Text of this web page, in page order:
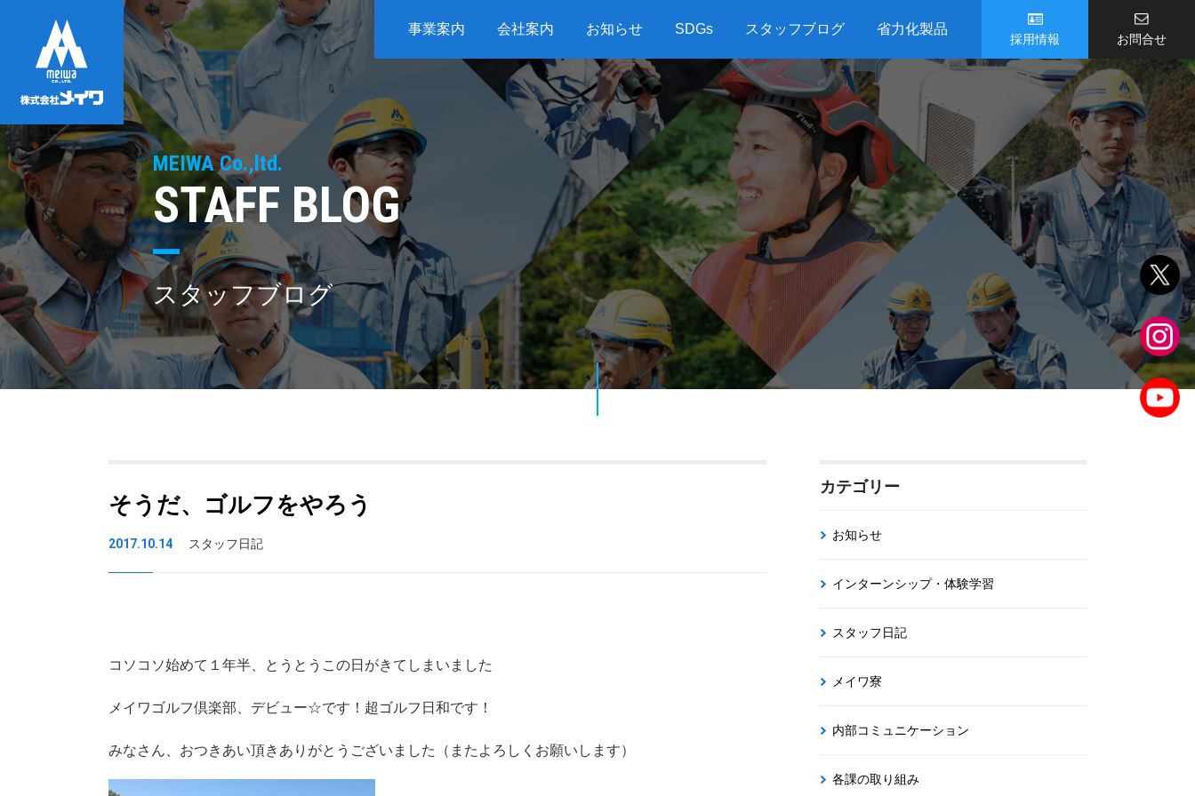
事業案内 会社案内 お知らせ SDGs スタッフブログ 省力化製品
採用情報 お問合せ
MEIWA Co.,ltd.
STAFF BLOG
スタッフブログ
そうだ、ゴルフをやろう
2017.10.14 スタッフ日記
コソコソ始めて１年半、とうとうこの日がきてしまいました
メイワゴルフ倶楽部、デビュー☆です！超ゴルフ日和です！
みなさん、おつきあい頂きありがとうございました（またよろしくお願いします）
カテゴリー
お知らせ
インターンシップ・体験学習
スタッフ日記
メイワ寮
内部コミュニケーション
各課の取り組み